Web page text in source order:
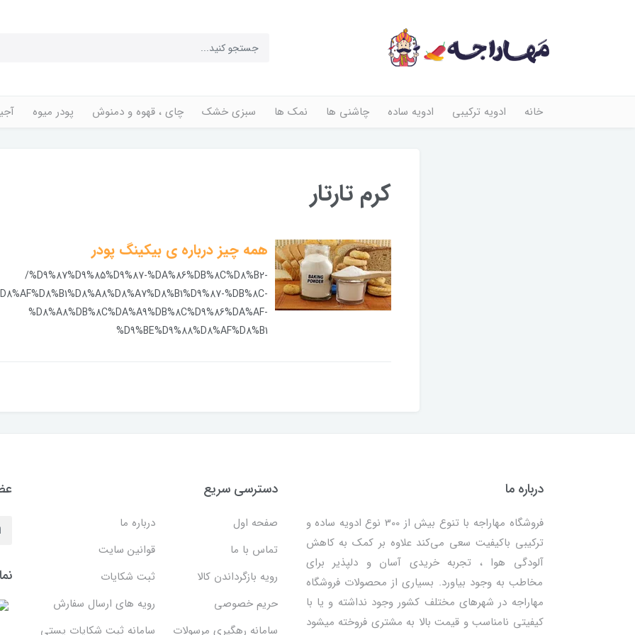
خانه ادویه ترکیبی ادویه ساده چاشنی ها نمک ها سبزی خشک چای ، قهوه و دمنوش پودر میوه
کرم تارتار
همه چیز درباره ی بیکینگ پودر
/%D9%87%D9%85%D9%87-%DA%86%DB%8C%D8%B2-
%DB%8C-
%D8%A8%DB%8C%DA%A9%DB%8C%D9%86%DA%AF-
%D9%BE%D9%88%D8%AF%D8%B1
درباره ما
فروشگاه مهاراجه با تنوع بیش از 300 نوع ادویه ساده و
ترکیبی باکیفیت سعی می‌کند علاوه بر کمک به کاهش
آلودگی هوا ، تجربه خریدی آسان و دلپذیر برای
مخاطب به وجود بیاورد. بسیاری از محصولات فروشگاه
مهاراجه در شهرهای مختلف کشور وجود نداشته و یا با
کیفیتی نامناسب و قیمت بالا به مشتری فروخته میشود
دسترسی سریع
صفحه اول
درباره ما
تماس با ما
قوانین سایت
رویه بازگرداندن کالا
ثبت شکایات
حریم خصوصی
رویه های ارسال سفارش
سامانه رهگیری مرسولات
سامانه ثبت شکایات پستی